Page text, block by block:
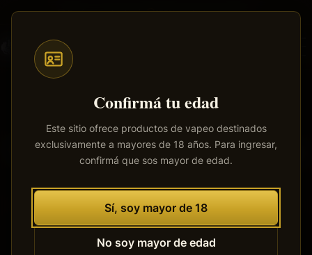
Confirmá tu edad
Este sitio ofrece productos de vapeo destinados
exclusivamente a mayores de 18 años. Para ingresar,
confirmá que sos mayor de edad.
Sí, soy mayor de 18
No soy mayor de edad
Saltar
contenido
principal
Envíos a todo el país· 100% productos originales
Tenemos grandes proyectos
Se está cocinando algo grande. Nuestra tienda está en
obras y pronto abrirá sus puertas.